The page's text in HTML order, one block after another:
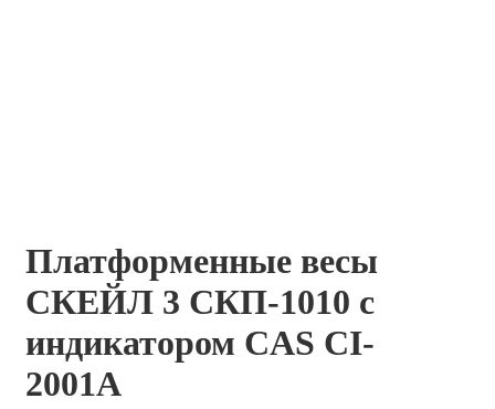
Платформенные весы
СКЕЙЛ 3 СКП-1010 с
индикатором CAS CI-
2001A